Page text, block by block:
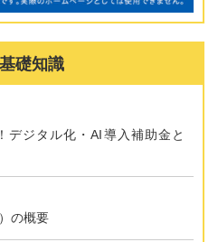
礎知識
デジタル化・AI導入補助金と
の概要